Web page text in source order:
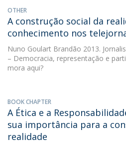
OTHER
A construção social da
conhecimento nos
Nuno Goulart Brandão 2013.
– Democracia, representação e
mora aqui?
BOOK CHAPTER
A Ética e a
sua importância para a
realidade